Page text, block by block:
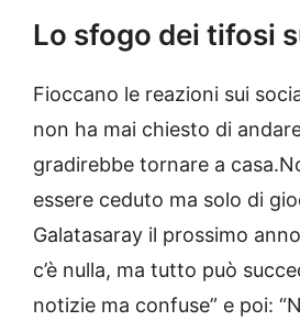
Lo sfogo dei tifosi
Fioccano le reazioni sui
non ha mai chiesto di
gradirebbe tornare a
essere ceduto ma solo di
Galatasaray il prossimo
c’è nulla, ma tutto può
notizie ma confuse” e poi: